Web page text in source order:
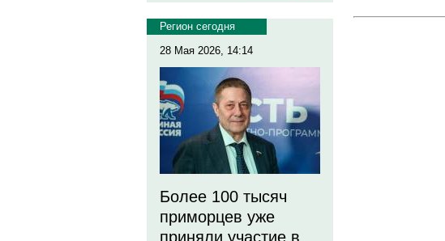
Регион сегодня
28 Мая 2026, 14:14
Более 100 тысяч
приморцев уже
приняли участие в